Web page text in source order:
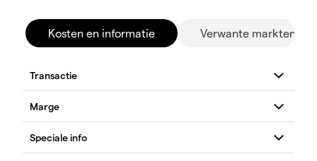
Kosten en informatie Verwante markten